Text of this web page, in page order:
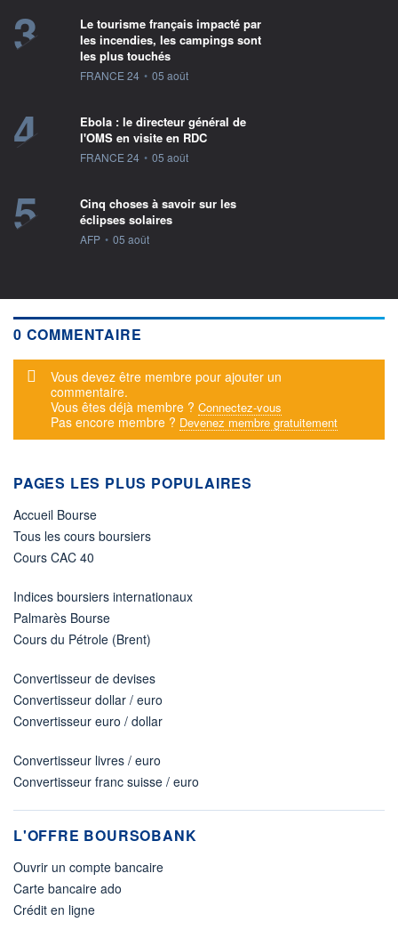
3
Le tourisme français impacté par
les incendies, les campings sont
les plus touchés
information fournie par
FRANCE 24 • 05 août
4
Ebola : le directeur général de
l'OMS en visite en RDC
information fournie par
FRANCE 24 • 05 août
5
Cinq choses à savoir sur les
éclipses solaires
information fournie par
AFP • 05 août
0 COMMENTAIRE
Message d'alerte
Vous devez être membre pour ajouter un
commentaire.
Vous êtes déjà membre ? Connectez-vous
Pas encore membre ? Devenez membre gratuitement
PAGES LES PLUS POPULAIRES
Accueil Bourse
Tous les cours boursiers
Cours CAC 40
Indices boursiers internationaux
Palmarès Bourse
Cours du Pétrole (Brent)
Convertisseur de devises
Convertisseur dollar / euro
Convertisseur euro / dollar
Convertisseur livres / euro
Convertisseur franc suisse / euro
L'OFFRE BOURSOBANK
Ouvrir un compte bancaire
Carte bancaire ado
Crédit en ligne